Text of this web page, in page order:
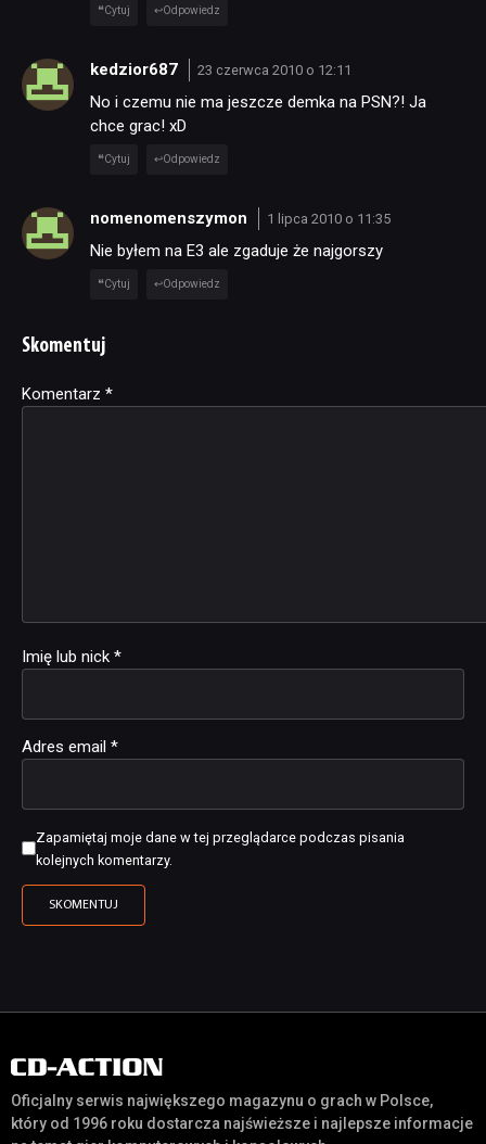
Cytuj Odpowiedz
kedzior687 23 czerwca 2010 o 12:11
No i czemu nie ma jeszcze demka na PSN?! Ja
chce grac! xD
Cytuj Odpowiedz
nomenomenszymon 1 lipca 2010 o 11:35
Nie byłem na E3 ale zgaduje że najgorszy
Cytuj Odpowiedz
Skomentuj
Komentarz *
Imię lub nick *
Adres email *
Zapamiętaj moje dane w tej przeglądarce podczas pisania
kolejnych komentarzy.
Alternative:
Oficjalny serwis największego magazynu o grach w Polsce,
który od 1996 roku dostarcza najświeższe i najlepsze informacje